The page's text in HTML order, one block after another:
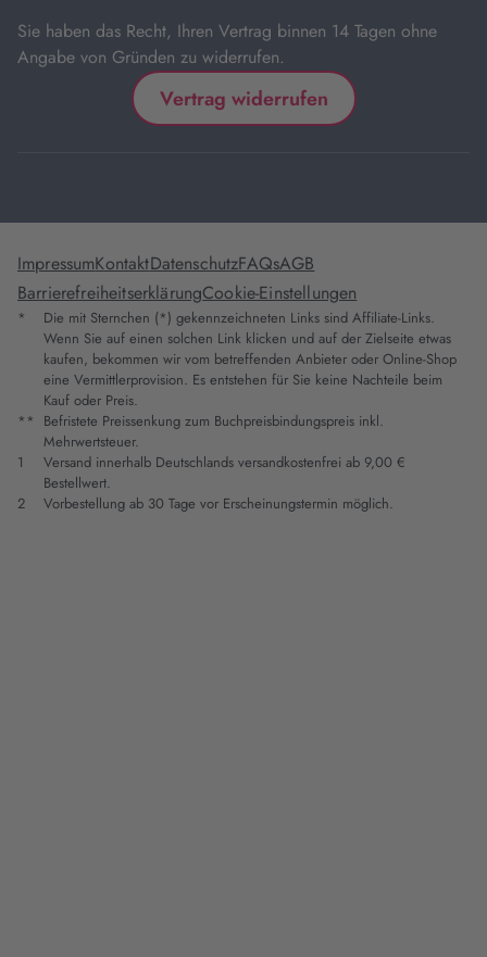
Sie haben das Recht, Ihren Vertrag binnen 14 Tagen ohne
Angabe von Gründen zu widerrufen.
Vertrag widerrufen
ImpressumKontaktDatenschutzFAQsAGB
BarrierefreiheitserklärungCookie-Einstellungen
*
Die mit Sternchen (*) gekennzeichneten Links sind Affiliate-Links.
Wenn Sie auf einen solchen Link klicken und auf der Zielseite etwas
kaufen, bekommen wir vom betreffenden Anbieter oder Online-Shop
eine Vermittlerprovision. Es entstehen für Sie keine Nachteile beim
Kauf oder Preis.
** Befristete Preissenkung zum Buchpreisbindungspreis inkl.
Mehrwertsteuer.
1
Versand innerhalb Deutschlands versandkostenfrei ab 9,00 €
Bestellwert.
2
Vorbestellung ab 30 Tage vor Erscheinungstermin möglich.